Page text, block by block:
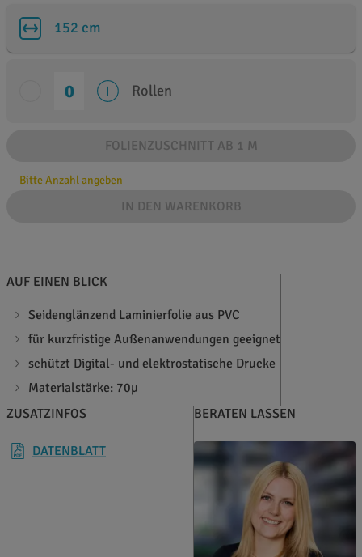
152 cm
Rollen
FOLIENZUSCHNITT AB 1 M
Bitte Anzahl angeben
IN DEN WARENKORB
AUF EINEN BLICK
Seidenglänzend Laminierfolie aus PVC
für kurzfristige Außenanwendungen geeignet
schützt Digital- und elektrostatische Drucke
Materialstärke: 70µ
ZUSATZINFOS
DATENBLATT
BERATEN LASSEN